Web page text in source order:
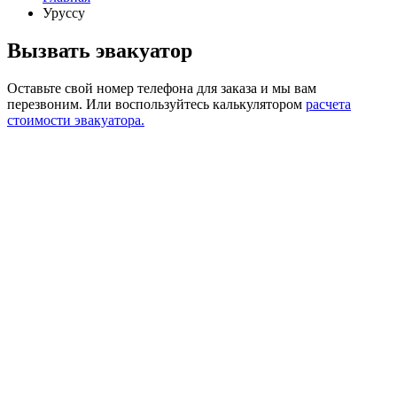
Уруссу
Вызвать эвакуатор
Оставьте свой номер телефона для заказа и мы вам
перезвоним. Или воспользуйтесь калькулятором расчета
стоимости эвакуатора.